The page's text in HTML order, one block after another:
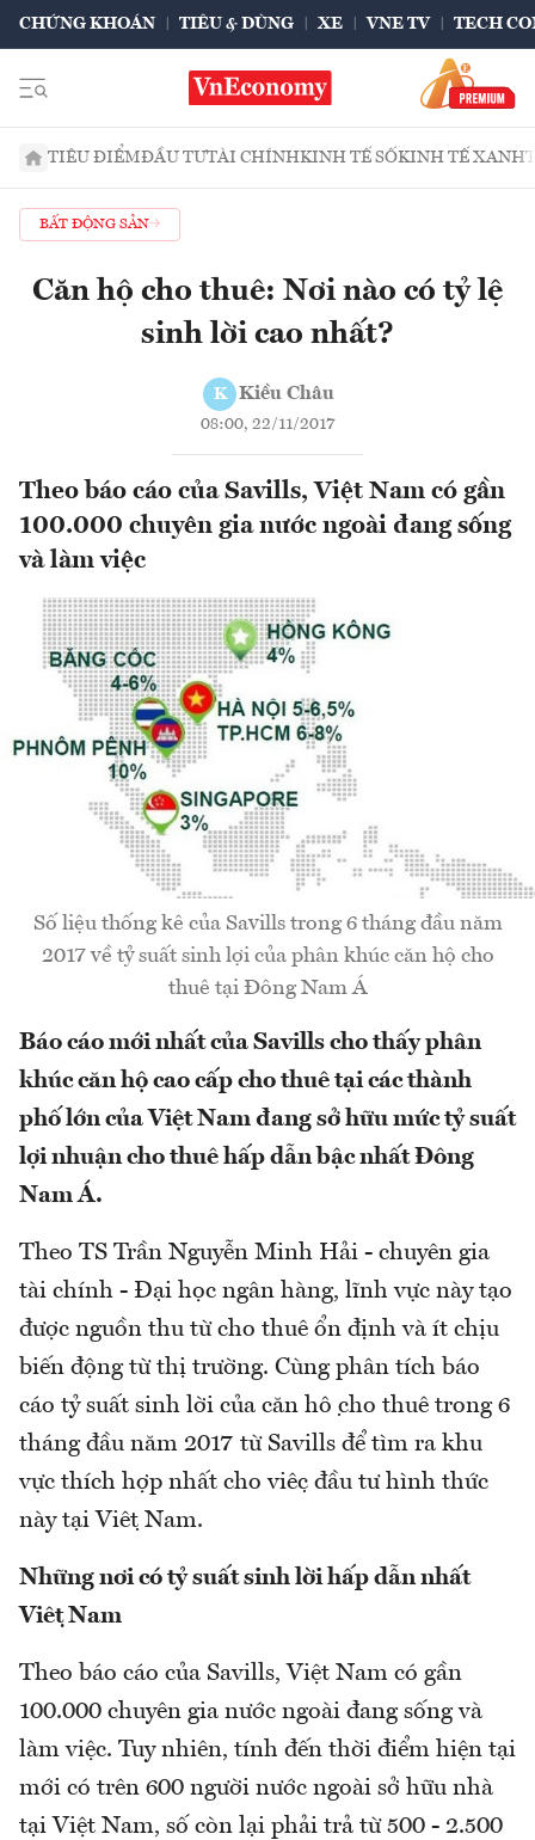
CHỨNG KHOÁN TIÊU & DÙNG XE VNE TV TECH
TIÊU ĐIỂMĐẦU TƯTÀI CHÍNHKINH TẾ SỐKINH TẾ XANH
BẤT ĐỘNG SẢN
Căn hộ cho thuê: Nơi nào có tỷ lệ
sinh lời cao nhất?
K Kiều Châu
08:00, 22/11/2017
Theo báo cáo của Savills, Việt Nam có gần
100.000 chuyên gia nước ngoài đang sống
và làm việc
Số liệu thống kê của Savills trong 6 tháng đầu năm
2017 về tỷ suất sinh lợi của phân khúc căn hộ cho
thuê tại Đông Nam Á
Báo cáo mới nhất của Savills cho thấy phân
khúc căn hộ cao cấp cho thuê tại các thành
phố lớn của Việt Nam đang sở hữu mức tỷ suất
lợi nhuận cho thuê hấp dẫn bậc nhất Đông
Nam Á.
Theo TS Trần Nguyễn Minh Hải - chuyên gia
tài chính - Đại học ngân hàng, lĩnh vực này tạo
được nguồn thu từ cho thuê ổn định và ít chịu
biến động từ thị trường. Cùng phân tích báo
cáo tỷ suất sinh lời của căn hộ cho thuê trong 6
tháng đầu năm 2017 từ Savills để tìm ra khu
vực thích hợp nhất cho việc đầu tư hình thức
này tại Việt Nam.
Những nơi có tỷ suất sinh lời hấp dẫn nhất
Việt Nam
Theo báo cáo của Savills, Việt Nam có gần
100.000 chuyên gia nước ngoài đang sống và
làm việc. Tuy nhiên, tính đến thời điểm hiện tại
mới có trên 600 người nước ngoài sở hữu nhà
tại Việt Nam, số còn lại phải trả từ 500 - 2.500